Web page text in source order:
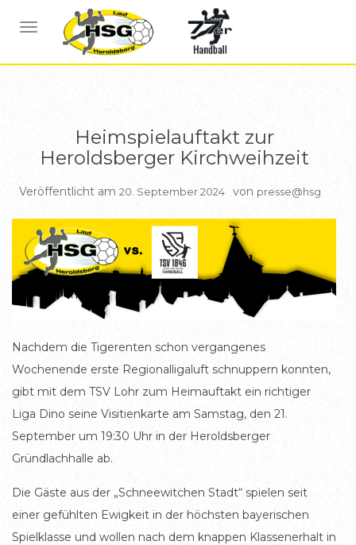
NAVIGATION UMSCHALTEN
BERICHTE HSG1
Heimspielauftakt zur
Heroldsberger Kirchweihzeit
Veröffentlicht am 20. September 2024 von presse@hsg
Nachdem die Tigerenten schon vergangenes
Wochenende erste Regionalligaluft schnuppern konnten,
gibt mit dem TSV Lohr zum Heimauftakt ein richtiger
Liga Dino seine Visitienkarte am Samstag, den 21.
September um 19:30 Uhr in der Heroldsberger
Gründlachhalle ab.
Die Gäste aus der „Schneewitchen Stadt“ spielen seit
einer gefühlten Ewigkeit in der höchsten bayerischen
Spielklasse und wollen nach dem knappen Klassenerhalt in